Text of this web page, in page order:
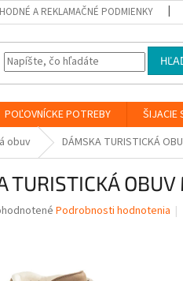
A REKLAMAČNÉ PODMIENKY
POĽOVNÍCKE POTREBY ŠIJACIE
obuv DÁMSKA TURISTICKÁ
TURISTICKÁ
Podrobnosti hodnotenia